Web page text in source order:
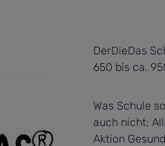
DerDieDas
650 bis ca.
Was Schule
auch nicht:
Aktion